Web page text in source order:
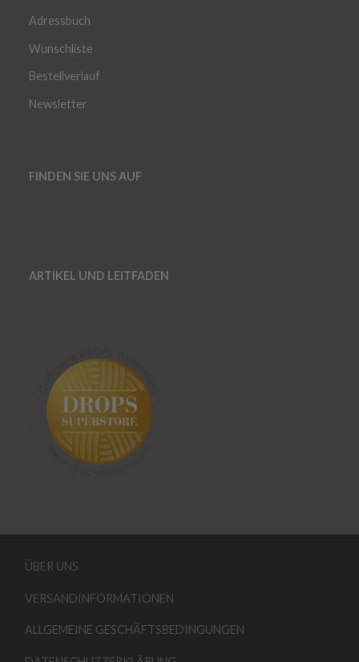
Adressbuch
Wunschliste
Bestellverlauf
Newsletter
FINDEN SIE UNS AUF
ARTIKEL UND LEITFADEN
ÜBER UNS
VERSANDINFORMATIONEN
ALLGEMEINE GESCHÄFTSBEDINGUNGEN